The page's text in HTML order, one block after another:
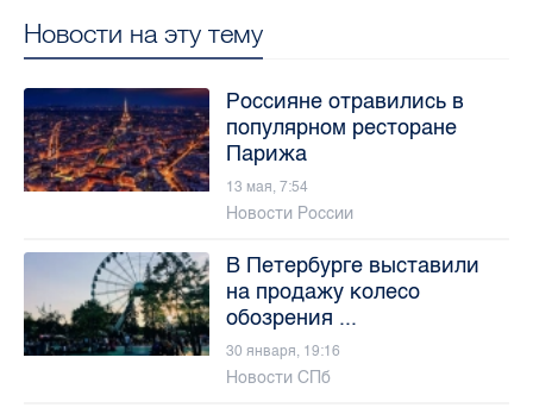
Новости на эту тему
Россияне отравились в
популярном ресторане
Парижа
13 мая, 7:54
Новости России
В Петербурге выставили
на продажу колесо
обозрения ...
30 января, 19:16
Новости СПб